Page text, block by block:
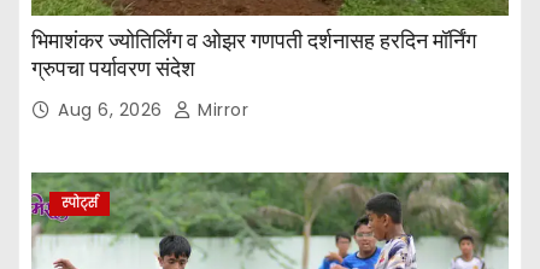
भिमाशंकर ज्योतिर्लिंग व ओझर गणपती दर्शनासह हरदिन मॉर्निंग
ग्रुपचा पर्यावरण संदेश
Aug 6, 2026 Mirror
स्पोर्ट्स